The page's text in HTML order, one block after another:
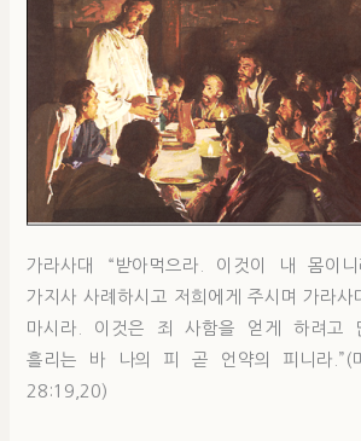
가라사대 “받아먹으라. 이것이 내 몸이
가지사 사례하시고 저희에게 주시며 가라사
마시라. 이것은 죄 사함을 얻게 하려고
흘리는 바 나의 피 곧 언약의 피니라
28:19,20)